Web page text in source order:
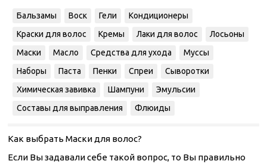
Бальзамы Воск Гели
Кондиционеры
Краски для волос
Кремы Лаки для волос
Лосьоны
Маски
Масло Средства для ухода
Муссы
Наборы
Паста Пенки Спреи
Сыворотки
Химическая завивка
Шампуни
Эмульсии
Составы для выправления
Флюиды
Как выбрать Маски для волос?
Если Вы задавали себе такой вопрос, то Вы правильно